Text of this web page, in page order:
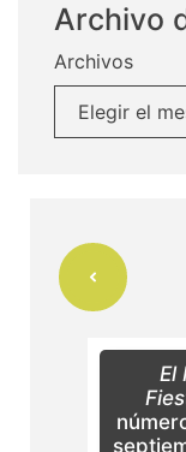
Archivo
Archivos
El